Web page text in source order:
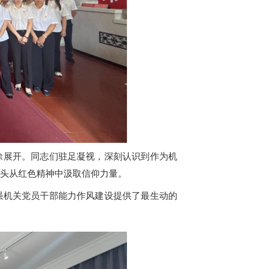
开。同志们驻足凝视，深刻认识到作为机
从红色精神中汲取信仰力量。
关党员干部能力作风建设提供了最生动的